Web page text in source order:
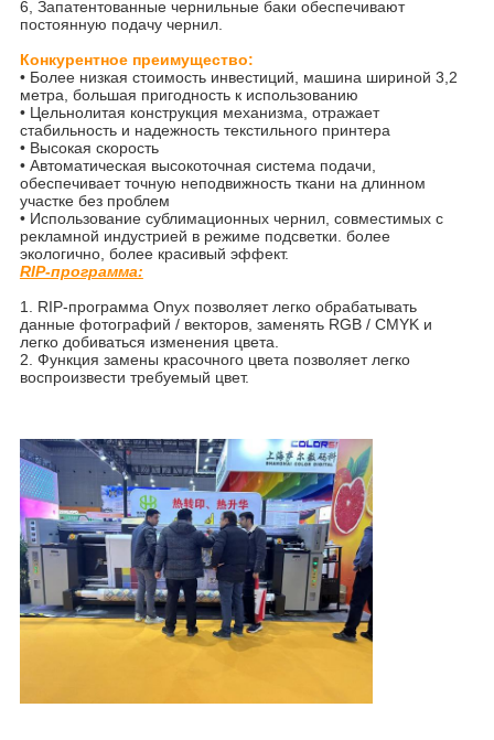
6, Запатентованные чернильные баки обеспечивают
постоянную подачу чернил.
Конкурентное преимущество:
• Более низкая стоимость инвестиций, машина шириной 3,2
метра, большая пригодность к использованию
• Цельнолитая конструкция механизма, отражает
стабильность и надежность текстильного принтера
• Высокая скорость
• Автоматическая высокоточная система подачи,
обеспечивает точную неподвижность ткани на длинном
участке без проблем
• Использование сублимационных чернил, совместимых с
рекламной индустрией в режиме подсветки. более
экологично, более красивый эффект.
RIP-программа:
1. RIP-программа Onyx позволяет легко обрабатывать
данные фотографий / векторов, заменять RGB / CMYK и
легко добиваться изменения цвета.
2. Функция замены красочного цвета позволяет легко
воспроизвести требуемый цвет.